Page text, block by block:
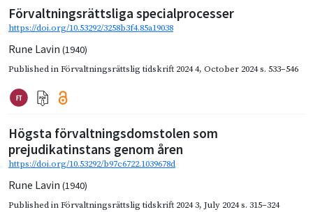
Förvaltningsrättsliga specialprocesser
https://doi.org/10.53292/3258b3f4.85a19038
Rune Lavin (1940)
Published inFörvaltningsrättslig tidskrift 2024 4, October 2024s. 533–546
Högsta förvaltningsdomstolen som
prejudikatinstans genom åren
https://doi.org/10.53292/b97c6722.1039678d
Rune Lavin (1940)
Published inFörvaltningsrättslig tidskrift 2024 3, July 2024s. 315–324